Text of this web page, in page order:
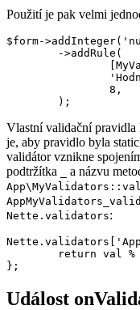
Použití je pak velmi
$form-
Vlastní validační pravidla
je, aby pravidlo byla
validátor vznikne
podtržítka
a názvu
Nette.validators:
Událost